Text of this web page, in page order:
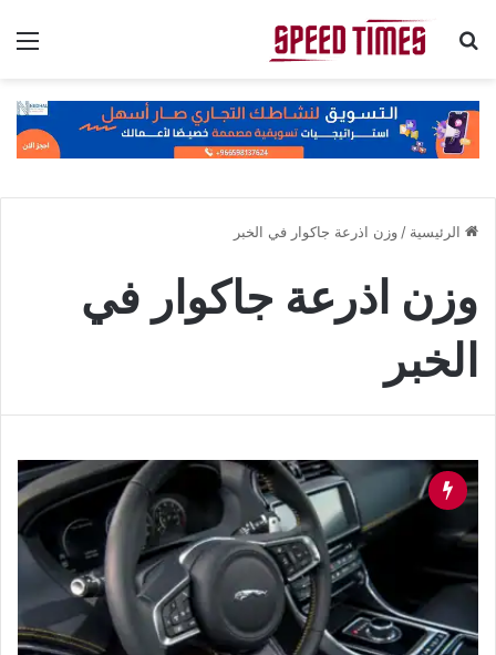
بحث عن
الرئيسية / وزن اذرعة جاكوار في الخبر
وزن اذرعة جاكوار في
الخبر